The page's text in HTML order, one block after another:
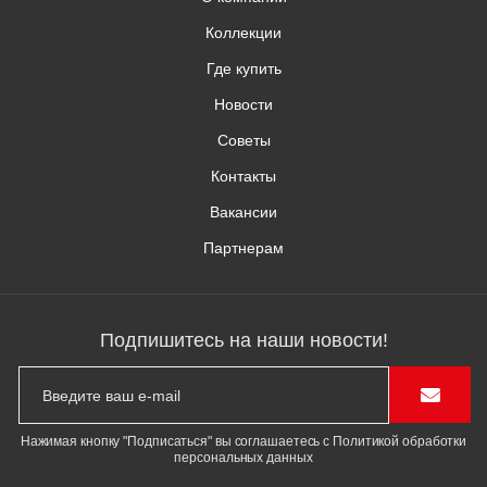
Коллекции
Где купить
Новости
Советы
Контакты
Вакансии
Партнерам
Подпишитесь на наши новости!
Нажимая кнопку "Подписаться" вы соглашаетесь с Политикой обработки
персональных данных